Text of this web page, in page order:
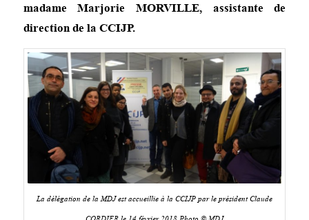
madame Marjorie MORVILLE, assistante de
direction de la CCIJP.
La délégation de la MDJ est accueillie à la CCIJP par le président Claude